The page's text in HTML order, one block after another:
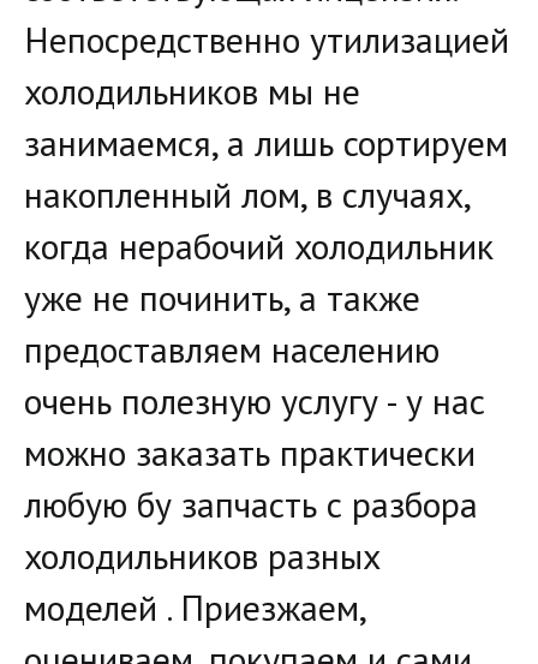
Непосредственно утилизацией
холодильников мы не
занимаемся, а лишь сортируем
накопленный лом, в случаях,
когда нерабочий холодильник
уже не починить, а также
предоставляем населению
очень полезную услугу - у нас
можно заказать практически
любую бу запчасть с разбора
холодильников разных
моделей . Приезжаем,